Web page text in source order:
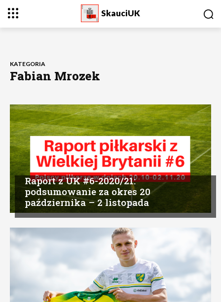
SkauciUK
KATEGORIA
Fabian Mrozek
Raport z UK #6-2020/21:
podsumowanie za okres 20
października – 2 listopada